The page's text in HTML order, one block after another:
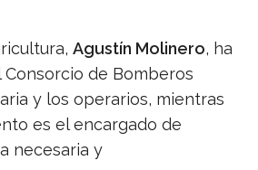
Agustín Molinero, ha
Consorcio de Bomberos
y los operarios, mientras
es el encargado de
necesaria y